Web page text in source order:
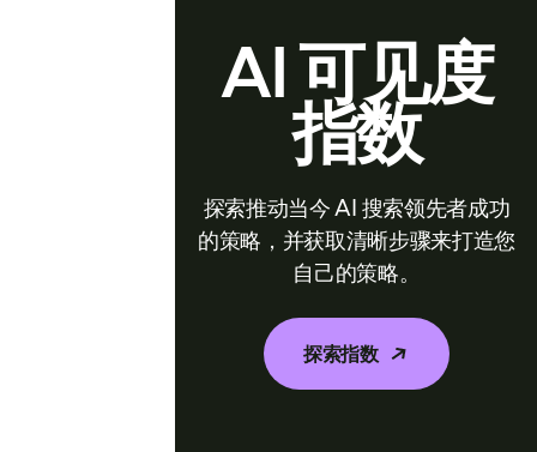
AI 可见度
指数
探索推动当今 AI 搜索领先者成功
的策略，并获取清晰步骤来打造您
自己的策略。
探索指数